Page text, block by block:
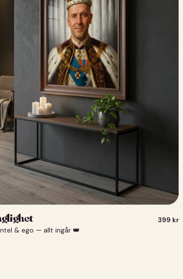
& ego — allt ingår 👑
399 kr